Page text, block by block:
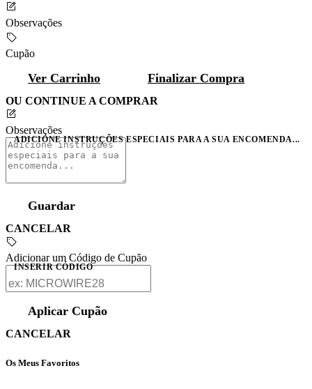
Observações
Cupão
Ver Carrinho Finalizar Compra
OU CONTINUE A COMPRAR
Observações
ADICIONE INSTRUÇÕES ESPECIAIS PARA A SUA ENCOMENDA...
Guardar
CANCELAR
Adicionar um Código de Cupão
INSERIR CÓDIGO
Aplicar Cupão
CANCELAR
Os Meus Favoritos